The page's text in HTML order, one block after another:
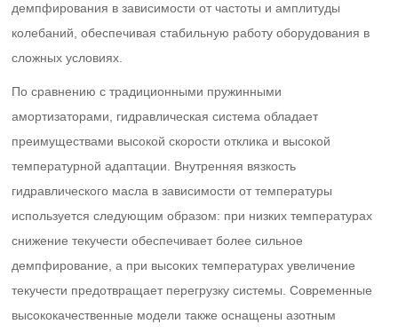
демпфирования в зависимости от частоты и амплитуды
колебаний, обеспечивая стабильную работу оборудования в
сложных условиях.
По сравнению с традиционными пружинными
амортизаторами, гидравлическая система обладает
преимуществами высокой скорости отклика и высокой
температурной адаптации. Внутренняя вязкость
гидравлического масла в зависимости от температуры
используется следующим образом: при низких температурах
снижение текучести обеспечивает более сильное
демпфирование, а при высоких температурах увеличение
текучести предотвращает перегрузку системы. Современные
высококачественные модели также оснащены азотным